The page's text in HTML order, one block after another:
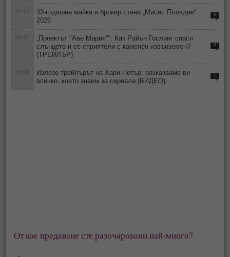
11:14
33-годишна майка и брокер стана „Мисис Пловдив“
2026
0
09:31
„Проектът "Аве Мария"“: Как Райън Гослинг спаси
слънцето и се сприятели с каменен извънземен?
(ТРЕЙЛЪР)
0
15:02
Излезе трейлърът на Хари Потър: разказваме ви
всичко, което знаем за сериала (ВИДЕО)
1
От кое предаване сте разочаровани най-много?